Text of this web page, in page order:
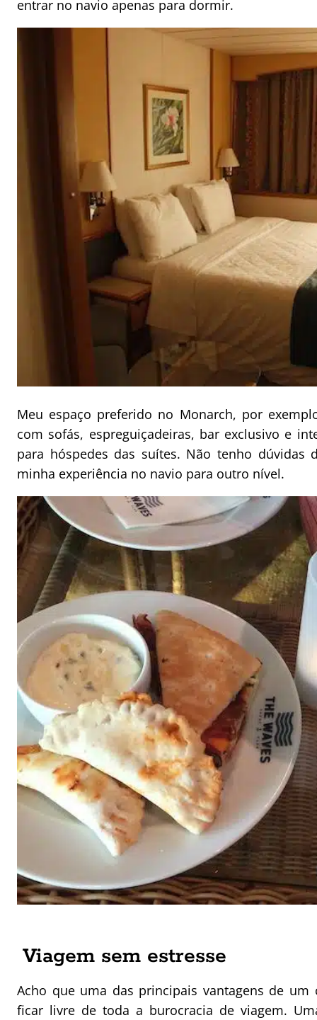
entrar no navio apenas para dormir.
Meu espaço preferido no Monarch, por
com sofás, espreguiçadeiras, bar exclusivo e
para hóspedes das suítes. Não tenho dúvidas
minha experiência no navio para outro nível.
Viagem sem estresse
Acho que uma das principais vantagens de
ficar livre de toda a burocracia de viagem.